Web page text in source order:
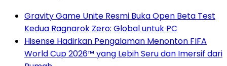
Gravity Game Unite Resmi Buka Open Beta Test
Kedua Ragnarok Zero: Global untuk PC
Hisense Hadirkan Pengalaman Menonton FIFA
World Cup 2026™ yang Lebih Seru dan Imersif dari